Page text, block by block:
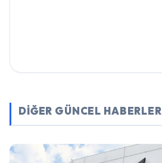
DİĞER GÜNCEL HABERLER